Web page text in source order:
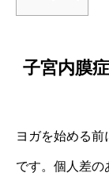
子宮内膜
ヨガを始める
です。個人差の